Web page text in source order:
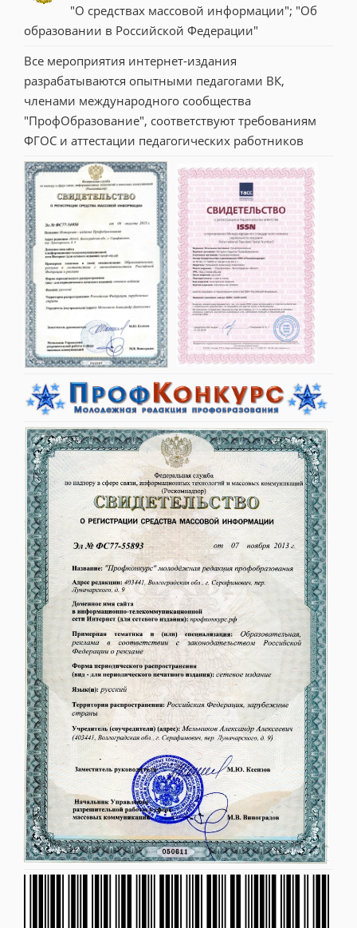
"О средствах массовой информации"; "Об
образовании в Российской Федерации"
Все мероприятия интернет-издания
разрабатываются опытными педагогами ВК,
членами международного сообщества
"ПрофОбразование", соответствуют требованиям
ФГОС и аттестации педагогических работников